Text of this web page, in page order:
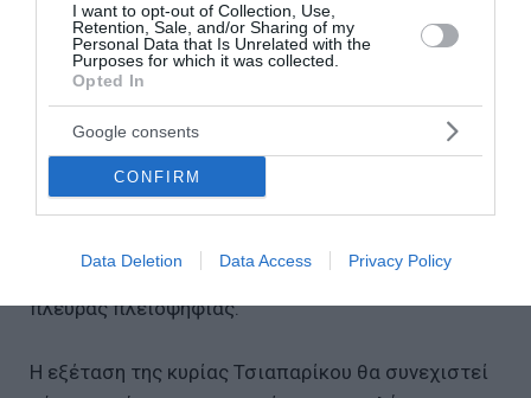
I want to opt-out of Collection, Use,
Retention, Sale, and/or Sharing of my
Personal Data that Is Unrelated with the
Purposes for which it was collected.
Opted In
Google consents
CONFIRM
Data Deletion Data Access Privacy Policy
ζήτησε τους φακέλους εκπαίδευσης της
τελευταίας τριετίας.
Η βουλευτής της «Πλεύσης Ελευθερίας», Έλενα
Καραγεωργοπούλου είπε ότι παρακάμφθηκαν οι
μάρτυρες Χρ. Σπίρτζης και Κ. Καραμανλής.
μίλησε για προσπάθεια αποπροσανατολισμού από
πλευράς πλειοψηφίας.
Η εξέταση της κυρίας Τσιαπαρίκου θα συνεχιστεί